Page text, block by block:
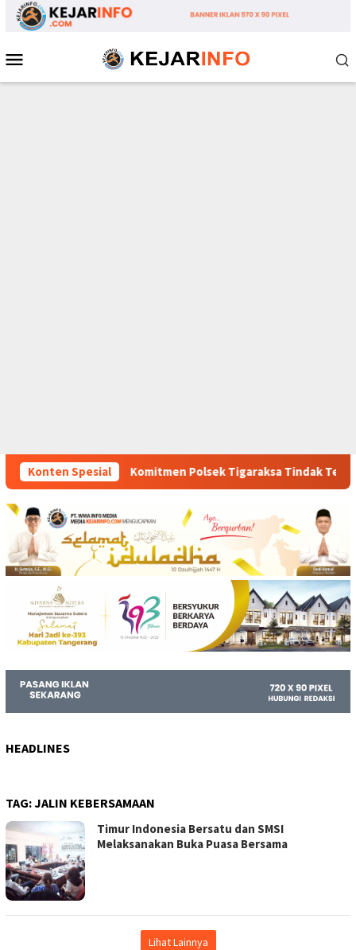
Loncat
Mobile
Konten Spesial
Polsek Tigaraksa Tindak Tegas Peredaran Obat Ilegal, Dua
HEADLINES
TAG:JALIN KEBERSAMAAN
Timur Indonesia Bersatu dan SMSI
Melaksanakan Buka Puasa Bersama
Lihat Lainnya